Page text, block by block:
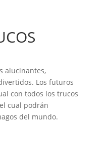
alucinantes,
Los futuros
con todos los trucos
cual podrán
del mundo.